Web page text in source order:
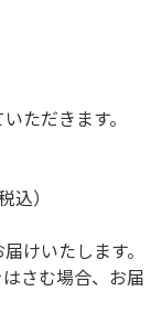
ただきます。
込）
けいたします。
さむ場合、お届